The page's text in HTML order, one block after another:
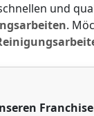
und
.